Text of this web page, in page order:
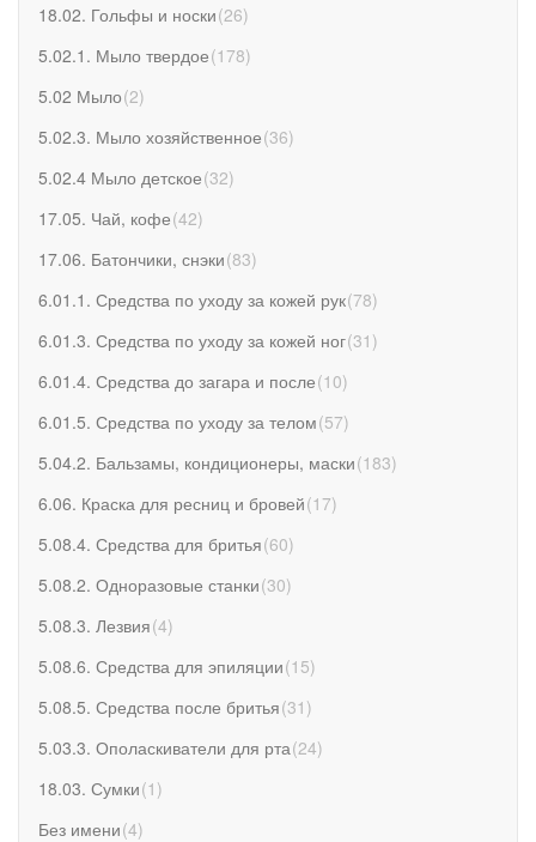
18.02. Гольфы и носки(26)
5.02.1. Мыло твердое(178)
5.02 Мыло(2)
5.02.3. Мыло хозяйственное(36)
5.02.4 Мыло детское(32)
17.05. Чай, кофе(42)
17.06. Батончики, снэки(83)
6.01.1. Средства по уходу за кожей рук(78)
6.01.3. Средства по уходу за кожей ног(31 )
6.01.4. Средства до загара и после(10)
6.01.5. Средства по уходу за телом(57)
5.04.2. Бальзамы, кондиционеры, маски(183)
6.06. Краска для ресниц и бровей(17)
5.08.4. Средства для бритья(60)
5.08.2. Одноразовые станки(30)
5.08.3. Лезвия(4)
5.08.6. Средства для эпиляции(15)
5.08.5. Средства после бритья(31 )
5.03.3. Ополаскиватели для рта(24)
18.03. Сумки(1 )
Без имени(4)